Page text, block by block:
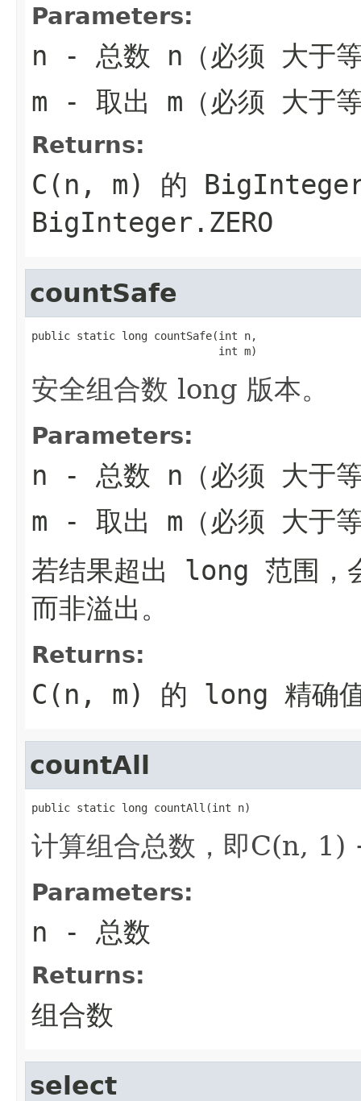
Parameters:
n - 总数 n（必须 大于
m - 取出 m（必须 大于
Returns:
C(n, m) 的 BigInteger
BigInteger.ZERO
countSafe
public static long countSafe(int n,
                             int m)
安全组合数 long 版本。
Parameters:
n - 总数 n（必须 大于
m - 取出 m（必须 大于
若结果超出 long 范围
而非溢出。
Returns:
C(n, m) 的 long 精确
countAll
public static long countAll(int n)
计算组合总数，即C(n,
Parameters:
n - 总数
Returns:
组合数
select